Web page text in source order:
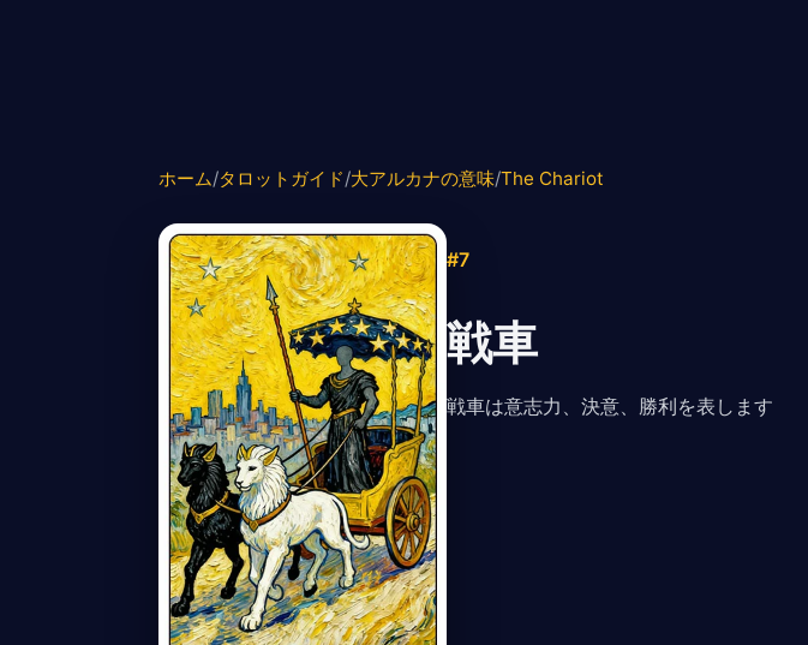
ホーム/タロットガイド/大アルカナの意味/The Chariot
#7
戦車
戦車は意志力、決意、勝利を表します